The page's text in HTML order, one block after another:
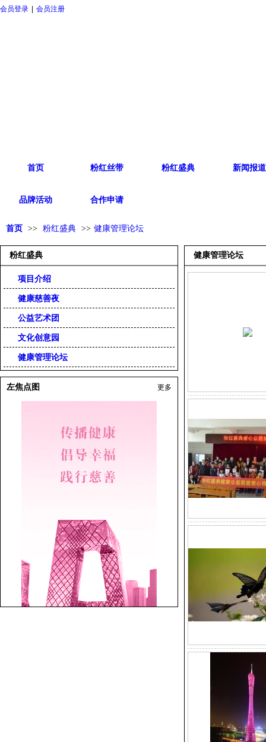
会员登录 会员注册
首页 粉红丝带 粉红盛典 新闻报道
品牌活动 合作申请
首页 >> 粉红盛典 >> 健康管理论坛
粉红盛典
项目介绍
健康慈善夜
公益艺术团
文化创意园
健康管理论坛
左焦点图 更多
健康管理论坛